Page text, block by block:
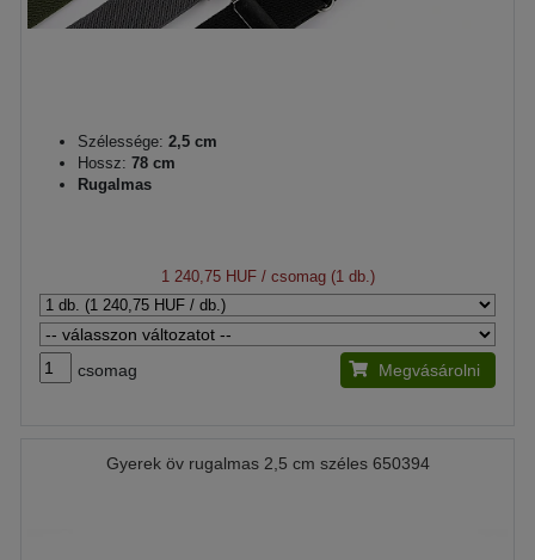
Szélessége: 2,5 cm
Hossz: 78 cm
Rugalmas
1 240,75 HUF/ csomag (1 db.)
csomag Megvásárolni
Gyerek öv rugalmas 2,5 cm széles 650394